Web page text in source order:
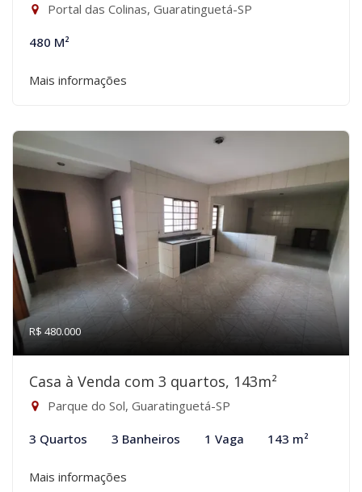
Portal das Colinas, Guaratinguetá-SP
480 M²
Mais informações
R$ 480.000
Casa à Venda com 3 quartos, 143m²
Parque do Sol, Guaratinguetá-SP
3 Quartos 3 Banheiros 1 Vaga 143 m²
Mais informações